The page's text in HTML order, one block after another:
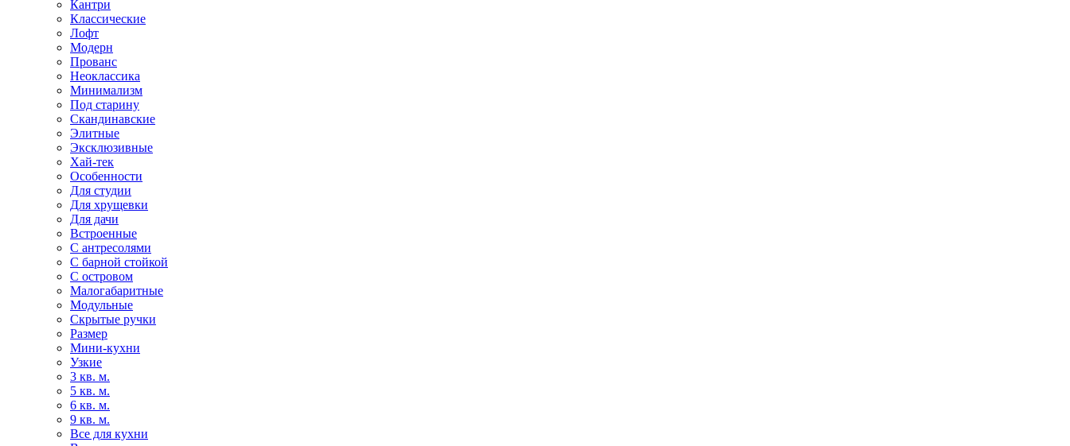
Кантри
Классические
Лофт
Модерн
Прованс
Неоклассика
Минимализм
Под старину
Скандинавские
Элитные
Эксклюзивные
Хай-тек
Особенности
Для студии
Для хрущевки
Для дачи
Встроенные
С антресолями
С барной стойкой
С островом
Малогабаритные
Модульные
Скрытые ручки
Размер
Мини-кухни
Узкие
3 кв. м.
5 кв. м.
6 кв. м.
9 кв. м.
Все для кухни